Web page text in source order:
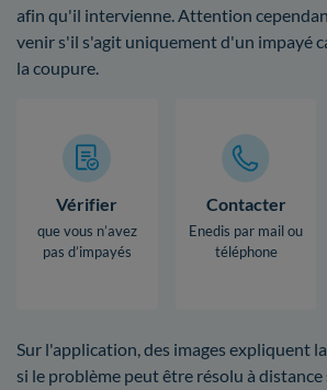
afin qu'il intervienne. Attention
venir s'il s'agit uniquement d'un impayé
la coupure.
Vérifier
que vous n’avez
pas d’impayés
Contacter
Enedis par mail ou
téléphone
Sur l'application, des images expliquent
si le problème peut être résolu à